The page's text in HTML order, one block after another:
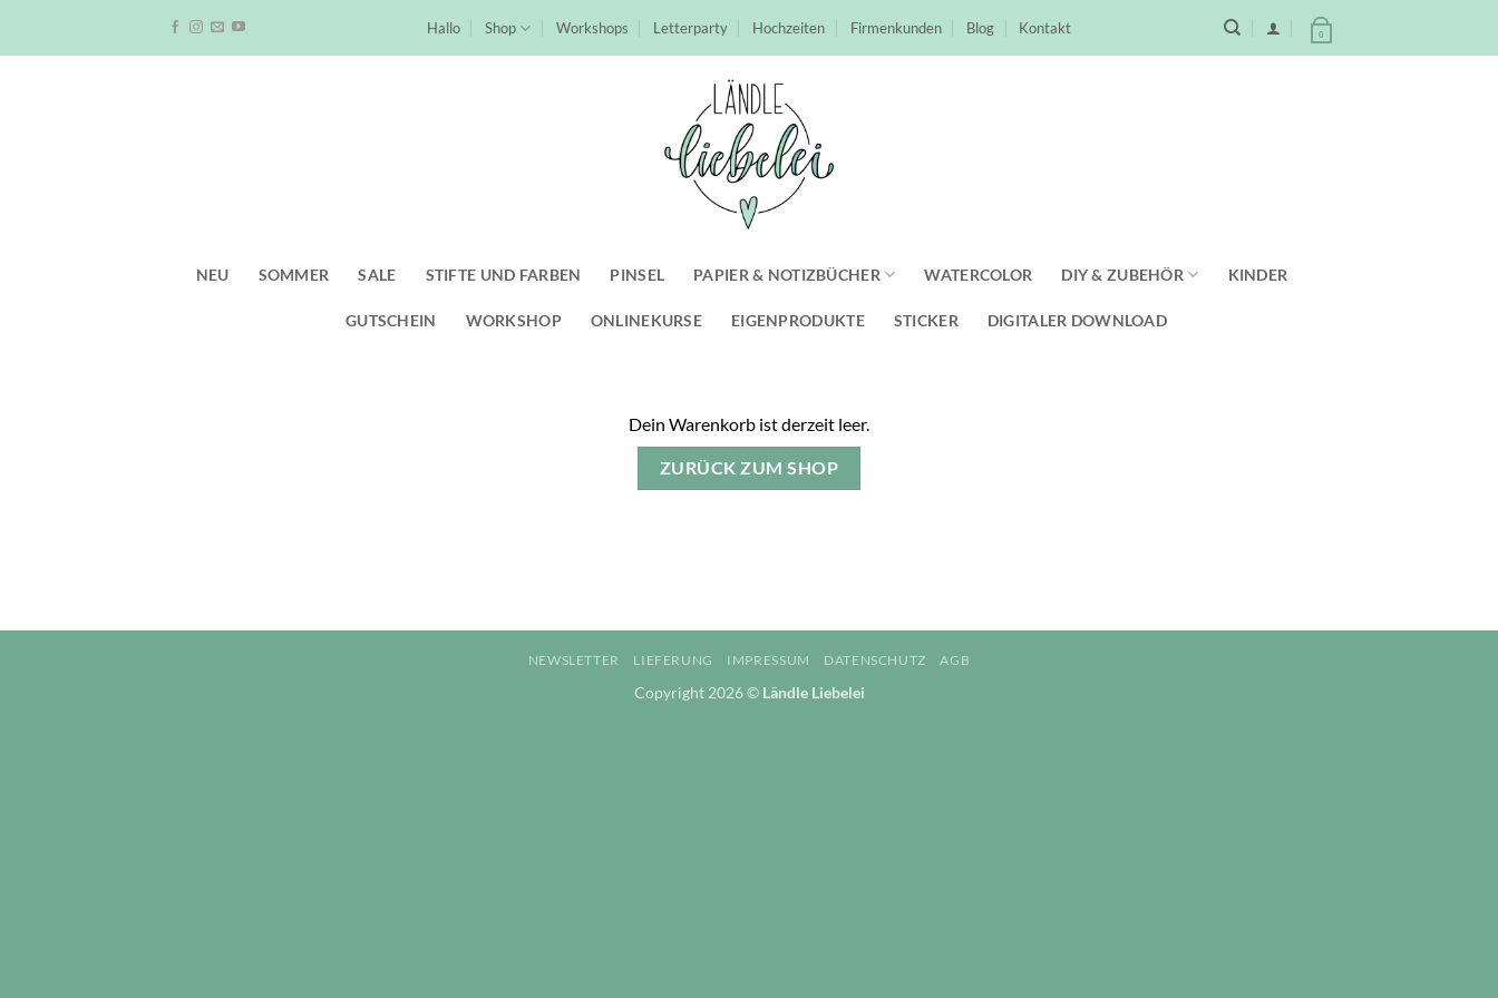
Hallo Shop Workshops Letterparty Hochzeiten Firmenkunden Blog Kontakt 0
NEU SOMMER SALE STIFTE UND FARBEN PINSEL PAPIER & NOTIZBÜCHER WATERCOLOR DIY & ZUBEHÖR KINDER
GUTSCHEIN WORKSHOP ONLINEKURSE EIGENPRODUKTE STICKER DIGITALER DOWNLOAD
Dein Warenkorb ist derzeit leer.
ZURÜCK ZUM SHOP
NEWSLETTER LIEFERUNG IMPRESSUM DATENSCHUTZ AGB
Copyright 2026 © Ländle Liebelei